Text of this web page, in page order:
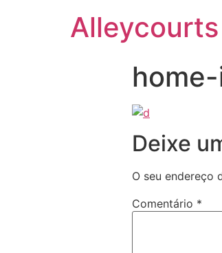
Alleycourts
Deixe
O seu endereço
Comentário *